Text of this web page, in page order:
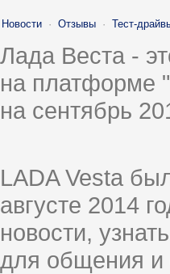
Новости · Отзывы · Тест-
Лада Веста -
на платформе
на сентябрь
LADA Vesta
августе 2014
новости,
для общения и